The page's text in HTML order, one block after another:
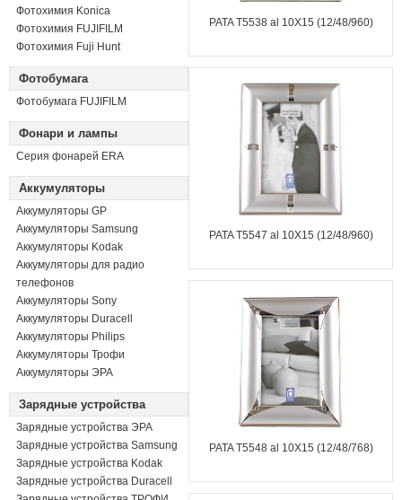
Фотохимия Konica
Фотохимия FUJIFILM
Фотохимия Fuji Hunt
Фотобумага
Фотобумага FUJIFILM
Фонари и лампы
Серия фонарей ERA
Аккумуляторы
Аккумуляторы GP
Аккумуляторы Samsung
Аккумуляторы Kodak
Аккумуляторы для радио
телефонов
Аккумуляторы Sony
Аккумуляторы Duracell
Аккумуляторы Philips
Аккумуляторы Трофи
Аккумуляторы ЭРА
Зарядные устройства
Зарядные устройства ЭРА
Зарядные устройства Samsung
Зарядные устройства Kodak
Зарядные устройства Duracell
PATA T5538 al 10X15 (12/48/960)
PATA T5547 al 10X15 (12/48/960)
PATA T5548 al 10X15 (12/48/768)